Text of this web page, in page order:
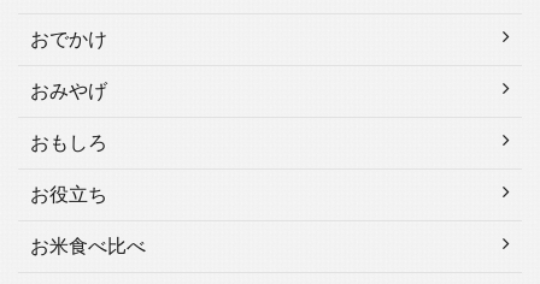
おでかけ
おみやげ
おもしろ
お役立ち
お米食べ比べ